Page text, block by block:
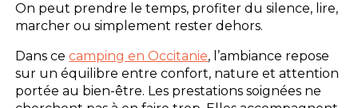
On peut prendre le temps, profiter du silence, lire,
marcher ou simplement rester dehors.
Dans cecamping en Occitanie, l’ambiance repose
sur un équilibre entre confort, nature et attention
portée au bien-être. Les prestations soignées ne